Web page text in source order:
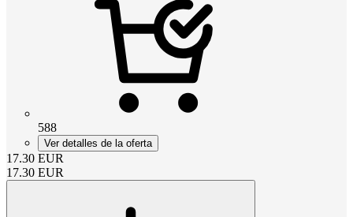
588
Ver detalles de la oferta
17.30 EUR
17.30 EUR